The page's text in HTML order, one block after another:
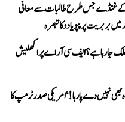
کے غنڈے جس طرح طالبات سے معافی
بربریت پر پپو یادو کا تبصرہ
ملک جا رہا ہے؟ ایف سی آر اے پر اکھلیش
بھی نہیں دے پا رہا!‘ امریکی صدر ٹرمپ کا